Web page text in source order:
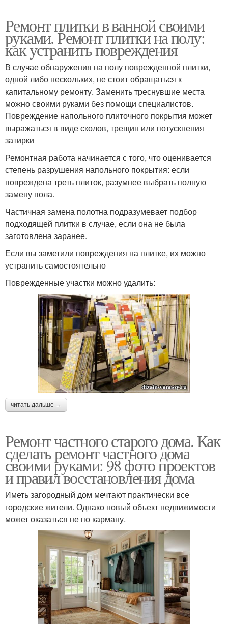
Ремонт плитки в ванной своими
руками. Ремонт плитки на полу:
как устранить повреждения
В случае обнаружения на полу поврежденной плитки,
одной либо нескольких, не стоит обращаться к
капитальному ремонту. Заменить треснувшие места
можно своими руками без помощи специалистов.
Повреждение напольного плиточного покрытия может
выражаться в виде сколов, трещин или потускнения
затирки
Ремонтная работа начинается с того, что оценивается
степень разрушения напольного покрытия: если
повреждена треть плиток, разумнее выбрать полную
замену пола.
Частичная замена полотна подразумевает подбор
подходящей плитки в случае, если она не была
заготовлена заранее.
Если вы заметили повреждения на плитке, их можно
устранить самостоятельно
Поврежденные участки можно удалить:
читать дальше →
Ремонт частного старого дома. Как
сделать ремонт частного дома
своими руками: 98 фото проектов
и правил восстановления дома
Иметь загородный дом мечтают практически все
городские жители. Однако новый объект недвижимости
может оказаться не по карману.